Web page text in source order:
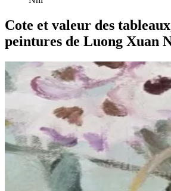
Cote et valeur des
peintures de Luong Xuan